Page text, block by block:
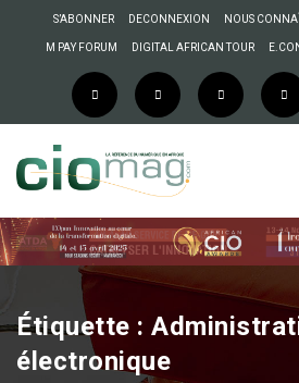
S’ABONNER DECONNEXION NOUS
M PAY FORUM DIGITAL AFRICAN TOUR
Étiquette :
électronique